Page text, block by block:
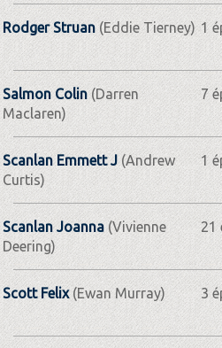
Rodger Struan(Eddie Tierney) 1
Salmon Colin(Darren
Maclaren)
7
Scanlan Emmett J (Andrew
Curtis)
1
Scanlan Joanna (Vivienne
Deering)
21
Scott Felix(Ewan Murray) 3